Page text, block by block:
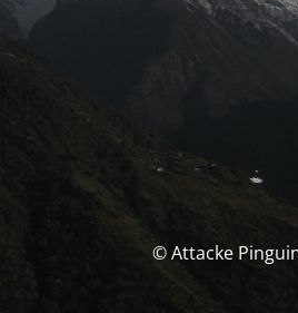
© Attacke